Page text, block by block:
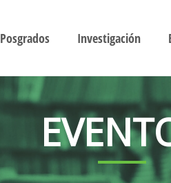
Posgrados Investigación